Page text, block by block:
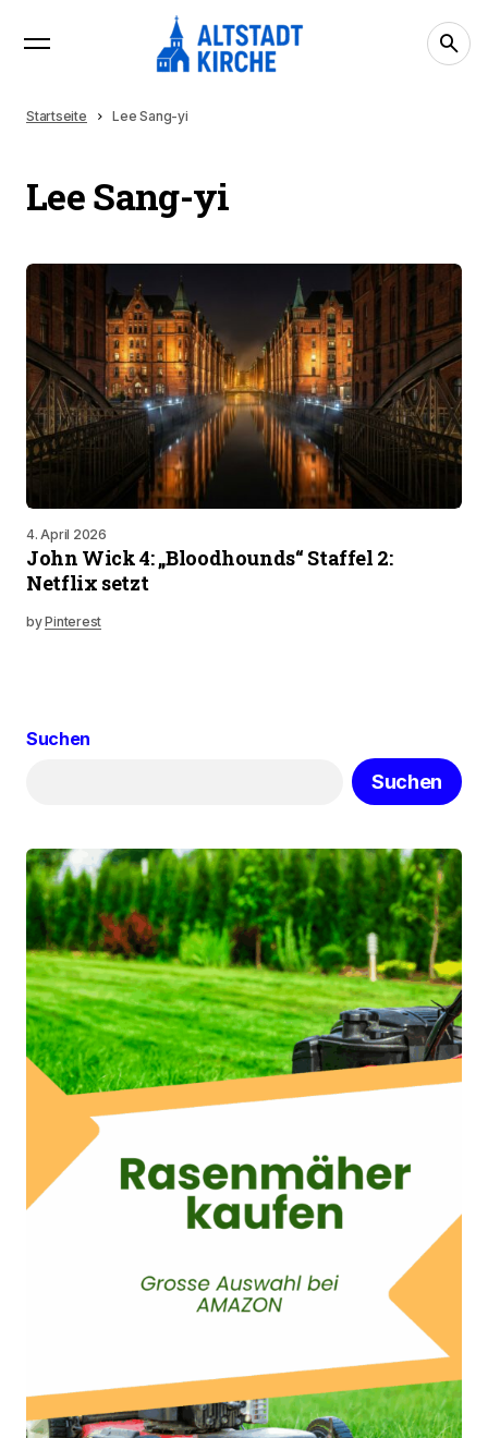
Startseite Lee Sang-yi
Lee Sang-yi
4. April 2026
John Wick 4: „Bloodhounds“ Staffel 2:
Netflix setzt
byPinterest
Suchen
Suchen